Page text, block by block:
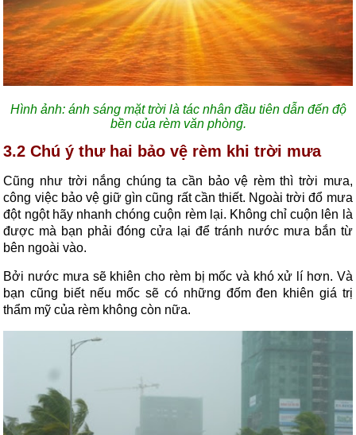
Hình ảnh: ánh sáng mặt trời là tác nhân đầu tiên dẫn đến độ
bền của rèm văn phòng.
3.2 Chú ý thư hai bảo vệ rèm khi trời mưa
Cũng như trời nắng chúng ta cần bảo vệ rèm thì trời mưa,
công việc bảo vệ giữ gìn cũng rất cần thiết. Ngoài trời đổ mưa
đột ngột hãy nhanh chóng cuộn rèm lại. Không chỉ cuộn lên là
được mà bạn phải đóng cửa lại để tránh nước mưa bắn từ
bên ngoài vào.
Bởi nước mưa sẽ khiên cho rèm bị mốc và khó xử lí hơn. Và
bạn cũng biết nếu mốc sẽ có những đốm đen khiên giá trị
thẩm mỹ của rèm không còn nữa.